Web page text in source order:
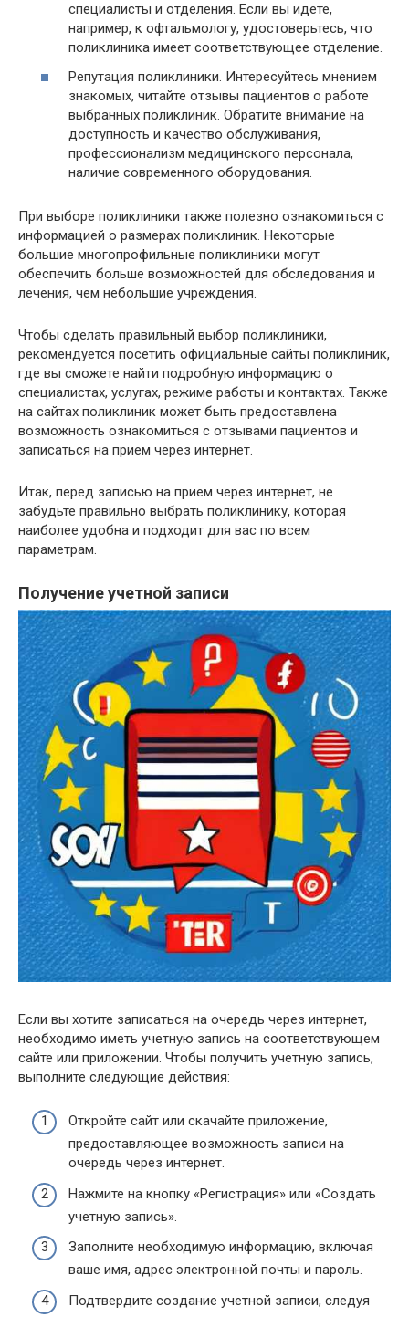
специалисты и отделения. Если вы идете,
например, к офтальмологу, удостоверьтесь, что
поликлиника имеет соответствующее отделение.
Репутация поликлиники. Интересуйтесь мнением
знакомых, читайте отзывы пациентов о работе
выбранных поликлиник. Обратите внимание на
доступность и качество обслуживания,
профессионализм медицинского персонала,
наличие современного оборудования.
При выборе поликлиники также полезно ознакомиться с
информацией о размерах поликлиник. Некоторые
большие многопрофильные поликлиники могут
обеспечить больше возможностей для обследования и
лечения, чем небольшие учреждения.
Чтобы сделать правильный выбор поликлиники,
рекомендуется посетить официальные сайты поликлиник,
где вы сможете найти подробную информацию о
специалистах, услугах, режиме работы и контактах. Также
на сайтах поликлиник может быть предоставлена
возможность ознакомиться с отзывами пациентов и
записаться на прием через интернет.
Итак, перед записью на прием через интернет, не
забудьте правильно выбрать поликлинику, которая
наиболее удобна и подходит для вас по всем
параметрам.
Получение учетной записи
Если вы хотите записаться на очередь через интернет,
необходимо иметь учетную запись на соответствующем
сайте или приложении. Чтобы получить учетную запись,
выполните следующие действия:
Откройте сайт или скачайте приложение,
предоставляющее возможность записи на
очередь через интернет.
Нажмите на кнопку «Регистрация» или «Создать
учетную запись».
Заполните необходимую информацию, включая
ваше имя, адрес электронной почты и пароль.
Подтвердите создание учетной записи, следуя